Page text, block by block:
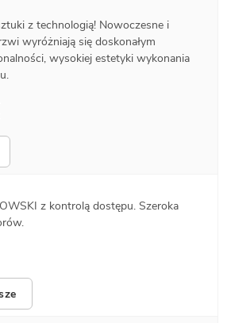
z technologią! Nowoczesne i
wyróżniają się doskonałym
wysokiej estetyki wykonania
z kontrolą dostępu. Szeroka